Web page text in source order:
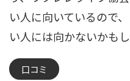
い人に向いているので
い人には向かないかもし
口コミ